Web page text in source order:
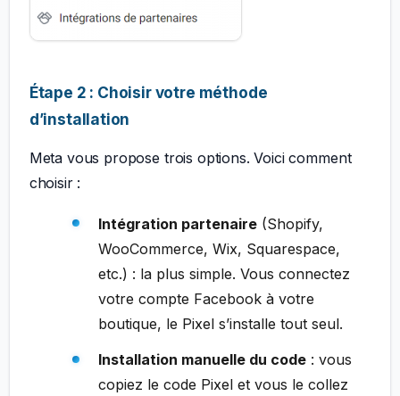
Étape 2 : Choisir votre méthode
d’installation
Meta vous propose trois options. Voici comment
choisir :
Intégration partenaire(Shopify,
WooCommerce, Wix, Squarespace,
etc.) : la plus simple. Vous connectez
votre compte Facebook à votre
boutique, le Pixel s’installe tout seul.
Installation manuelle du code: vous
copiez le code Pixel et vous le collez